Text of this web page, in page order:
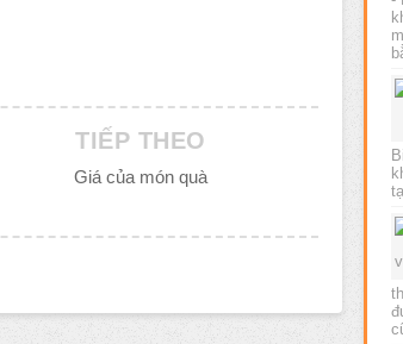
TIẾP THEO
Giá của món quà